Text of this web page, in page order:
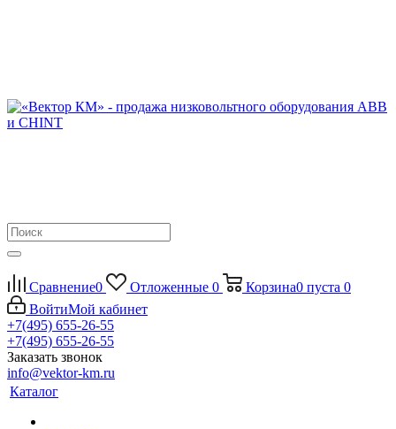
Сравнение0 Отложенные 0 Корзина0 пуста 0
ВойтиМой кабинет
+7(495) 655-26-55
+7(495) 655-26-55
Заказать звонок
info@vektor-km.ru
Каталог